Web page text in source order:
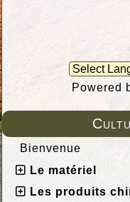
Powered
Bienvenue
Le matériel
Les produits